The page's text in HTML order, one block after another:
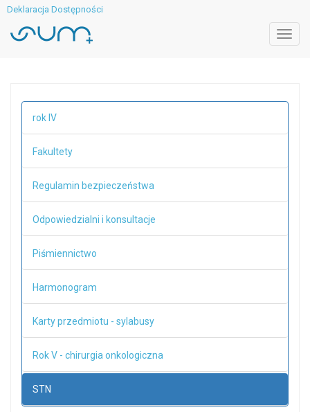
Deklaracja Dostępności
rok IV
Fakultety
Regulamin bezpieczeństwa
Odpowiedzialni i konsultacje
Piśmiennictwo
Harmonogram
Karty przedmiotu - sylabusy
Rok V - chirurgia onkologiczna
STN